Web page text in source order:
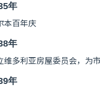
年
本百年庆
年
维多利亚房屋委员会，为
年